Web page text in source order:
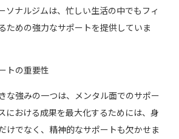
ソナルジムは、忙しい生活の中でもフィ
ための強力なサポートを提供していま
トの重要性
な強みの一つは、メンタル面でのサポー
における成果を最大化するためには、身
けでなく、精神的なサポートも欠かせま